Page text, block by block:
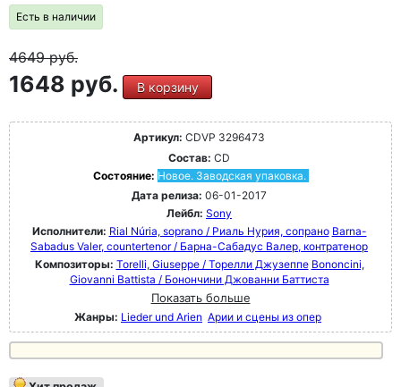
Есть в наличии
4649руб.
1648 руб. В корзину
Артикул: CDVP 3296473
Состав: CD
Состояние: Новое. Заводская упаковка.
Дата релиза: 06-01-2017
Лейбл: Sony
Исполнители: Rial Núria, soprano / Риаль Нурия, сопрано Barna-
Sabadus Valer, countertenor / Барна-Сабадус Валер, контратенор
Композиторы: Torelli, Giuseppe / Торелли Джузеппе Bononcini,
Giovanni Battista / Бонончини Джованни Баттиста
Показать больше
Жанры: Lieder und Arien Арии и сцены из опер